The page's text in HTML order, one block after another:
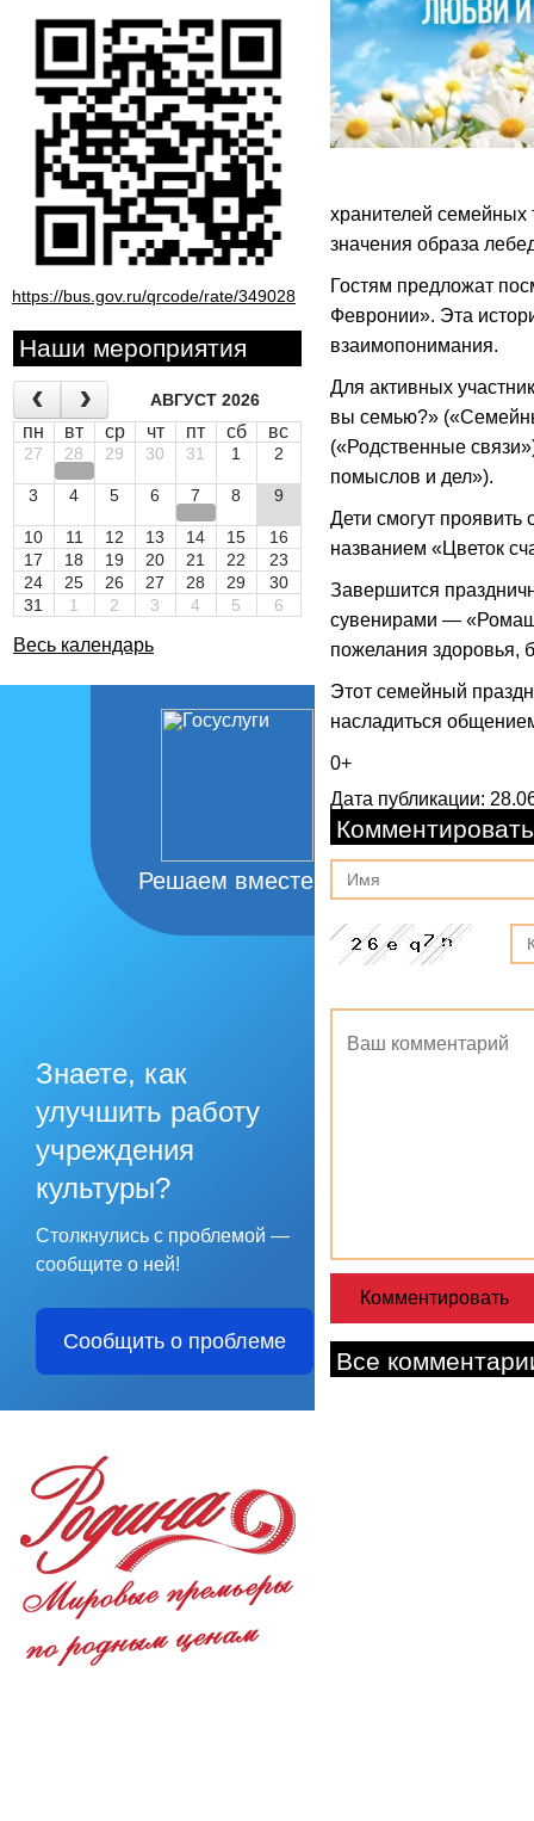
https://bus.gov.ru/qrcode/rate/349028
Наши мероприятия
АВГУСТ 2026
пн вт ср чт пт сб вс
27 28 29 30 31 1 2
3 4 5 6 7 8 9
10 11 12 13 14 15
16
17
18 19 20 21 22
23
24
25 26 27 28 29
30
31
1 2 3 4 5 6
Весь календарь
Решаем вместе
Знаете, как
улучшить работу
учреждения
культуры?
Столкнулись с проблемой —
сообщите о ней!
Сообщить о проблеме
хранителей семейных
значения образа
Гостям предложат
Февронии». Эта
взаимопонимания.
Для активных
вы семью?»
(«Родственные
помыслов и дел»).
Дети смогут
названием «Цветок
Завершится
сувенирами —
пожелания здоровья,
Этот семейный
насладиться
0+
Дата публикации:
Комментировать
Все